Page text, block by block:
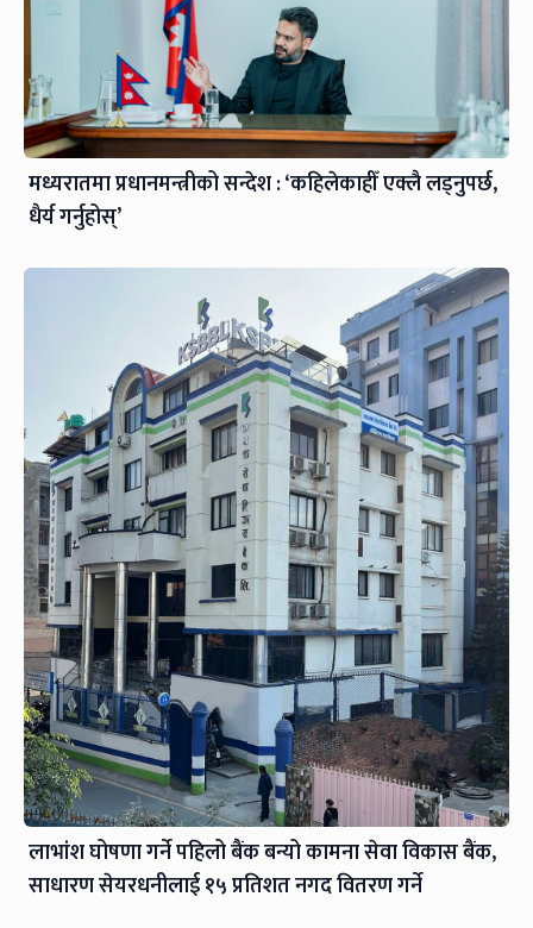
मध्यरातमा प्रधानमन्त्रीको सन्देश : ‘कहिलेकाहीँ एक्लै लड्नुपर्छ,
धैर्य गर्नुहोस्’
लाभांश घोषणा गर्ने पहिलो बैंक बन्यो कामना सेवा विकास बैंक,
साधारण सेयरधनीलाई १५ प्रतिशत नगद वितरण गर्ने